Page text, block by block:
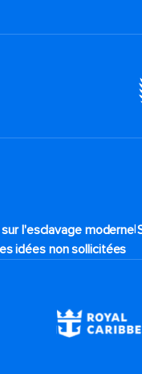
l'esclavage moderne|
idées non sollicitées